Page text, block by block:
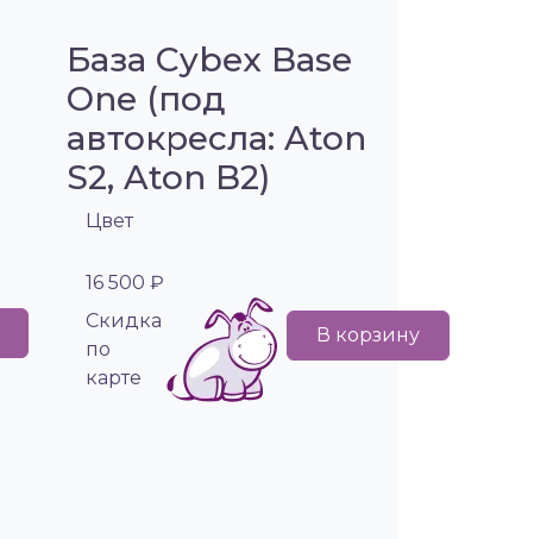
База Cybex Base
One (под
автокресла: Aton
S2, Aton B2)
Цвет
16 500 ₽
Cкидка
по
карте
В корзину